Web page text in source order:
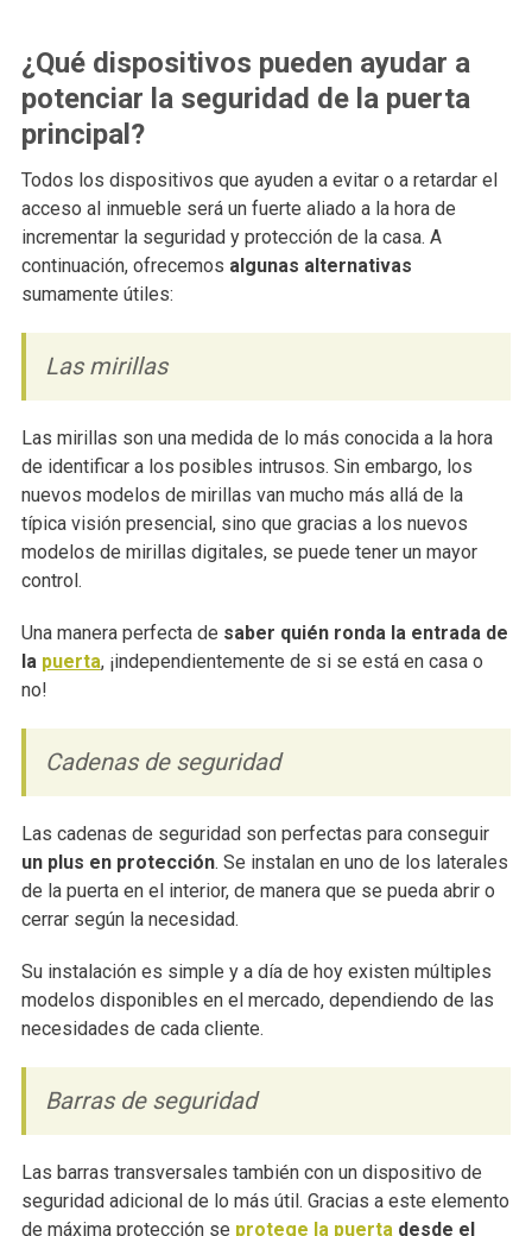
¿Qué dispositivos pueden ayudar a
potenciar la seguridad de la puerta
principal?
Todos los dispositivos que ayuden a evitar o a retardar el
acceso al inmueble será un fuerte aliado a la hora de
incrementar la seguridad y protección de la casa. A
continuación, ofrecemos algunas alternativas
sumamente útiles:
Las mirillas
Las mirillas son una medida de lo más conocida a la hora
de identificar a los posibles intrusos. Sin embargo, los
nuevos modelos de mirillas van mucho más allá de la
típica visión presencial, sino que gracias a los nuevos
modelos de mirillas digitales, se puede tener un mayor
control.
Una manera perfecta de saber quién ronda la entrada de
la puerta, ¡independientemente de si se está en casa o
no!
Cadenas de seguridad
Las cadenas de seguridad son perfectas para conseguir
un plus en protección. Se instalan en uno de los laterales
de la puerta en el interior, de manera que se pueda abrir o
cerrar según la necesidad.
Su instalación es simple y a día de hoy existen múltiples
modelos disponibles en el mercado, dependiendo de las
necesidades de cada cliente.
Barras de seguridad
Las barras transversales también con un dispositivo de
seguridad adicional de lo más útil. Gracias a este elemento
de máxima protección se protege la puertadesde el